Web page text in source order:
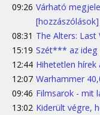
09:26 Várható
[hozzászólások]
08:31 The Alters:
15:19 Szét*** az ideg
12:44 Hihetetlen hírek
12:07 Warhammer
09:46 Filmsarok - mit
13:02 Kiderült végre,